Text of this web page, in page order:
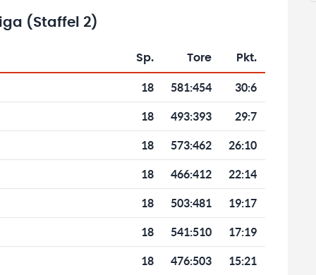
(Staffel 2)
Sp. Tore Pkt.
18 581:454 30:6
18 493:393 29:7
18 573:462 26:10
18 466:412 22:14
18 503:481 19:17
18 541:510 17:19
18 476:503 15:21